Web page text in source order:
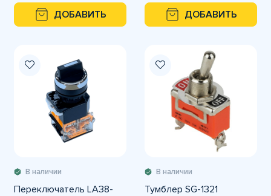
ДОБАВИТЬ
ДОБАВИТЬ
В наличии
Переключатель LA38-
В наличии
Тумблер SG-1321